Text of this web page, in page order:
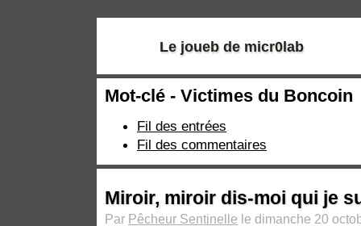
Le joueb de micr0lab
Mot-clé - Victimes du Boncoin
Fil des entrées
Fil des commentaires
Miroir, miroir dis-moi qui je
Par Pêcheur Sentinelle le dimanche 20